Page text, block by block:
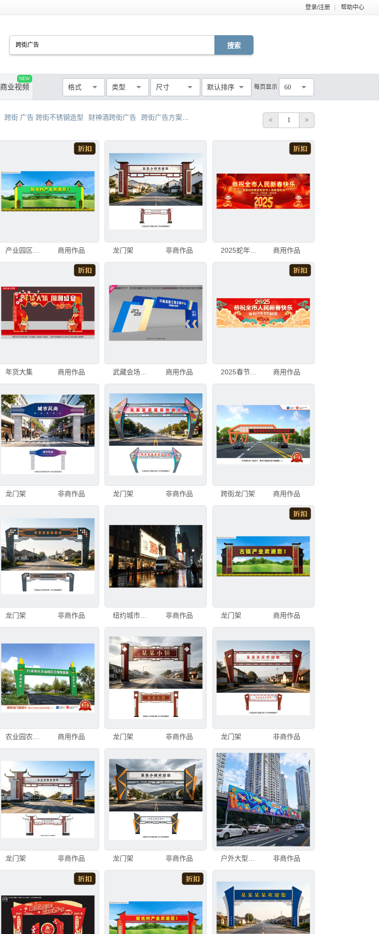
登录/注册 帮助中心
商业视频
NEW
60
每页显示
默认排序
像素
>50cm
>300cm
尺寸
类型
CDR AI PPT EPS TIF PDF JPG C4D
AVI WMF MOV AEP VSP 不限
格式
跨街 广告 跨街不锈钢造型 财神酒跨街广告 跨街广告方案三 象牙模板 跨街广告
< 1 >
商用作品 龙门架 非商作品 2025蛇年春节拜年海报 商用作品
年货大集 商用作品 商用作品 2025春节拜年海报背景 商用作品
龙门架 非商作品 龙门架 非商作品 跨街龙门架 商用作品
龙门架 非商作品 非商作品 龙门架 商用作品
农业园农龙门架 商用作品 龙门架 非商作品 龙门架 非商作品
龙门架 非商作品 龙门架 非商作品 户外大型喷绘 非商作品